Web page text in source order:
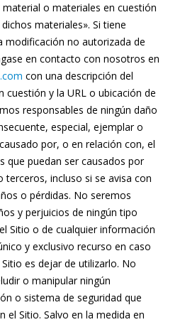
o materiales en cuestión
materiales». Si tiene
modificación no autorizada de
en contacto con nosotros en
con una descripción del
cuestión y la URL o ubicación de
responsables de ningún daño
especial, ejemplar o
por, o en relación con, el
que puedan ser causados por
incluso si se avisa con
o pérdidas. No seremos
y perjuicios de ningún tipo
Sitio o de cualquier información
y exclusivo recurso en caso
es dejar de utilizarlo. No
o manipular ningún
o sistema de seguridad que
el Sitio. Salvo en la medida en